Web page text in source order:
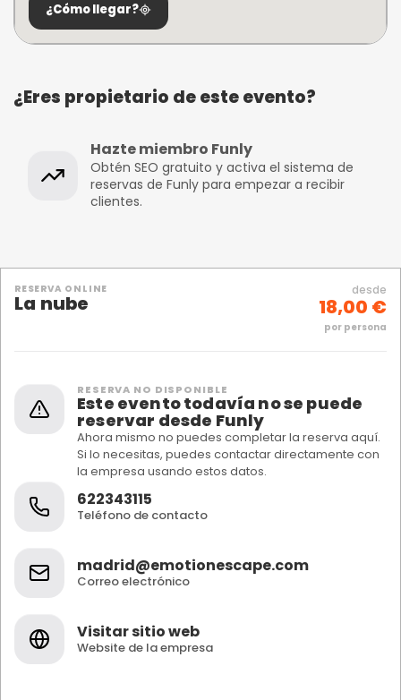
¿Cómo llegar?
¿Eres propietario de este evento?
Hazte miembro Funly
Obtén SEO gratuito y activa el sistema de
reservas de Funly para empezar a recibir
clientes.
RESERVA ONLINE
La nube
desde
18,00 €
por persona
RESERVA NO DISPONIBLE
Este evento todavía no se puede
reservar desde Funly
Ahora mismo no puedes completar la reserva aquí.
Si lo necesitas, puedes contactar directamente con
la empresa usando estos datos.
622343115
Teléfono de contacto
madrid@emotionescape.com
Correo electrónico
Visitar sitio web
Website de la empresa